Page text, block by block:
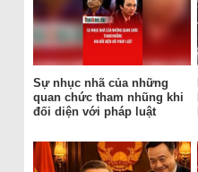
Sự nhục nhã của những
quan chức tham nhũng khi
đối diện với pháp luật